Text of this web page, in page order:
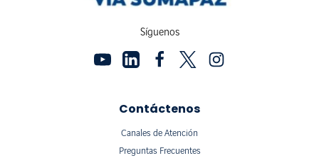
Síguenos
Contáctenos
Canales de Atención
Preguntas Frecuentes